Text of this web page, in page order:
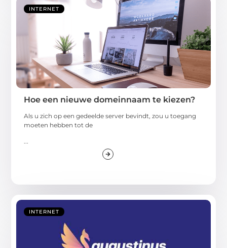
INTERNET
Hoe een nieuwe domeinnaam te kiezen?
Als u zich op een gedeelde server bevindt, zou u toegang
moeten hebben tot de
...
INTERNET